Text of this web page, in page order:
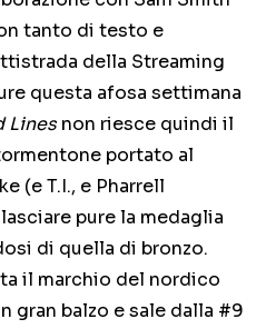
tanto di testo e
della Streaming
questa afosa settimana
Linesnon riesce quindi il
portato al
(e T.I., e Pharrell
pure la medaglia
di quella di bronzo.
il marchio del nordico
gran balzo e sale dalla #9